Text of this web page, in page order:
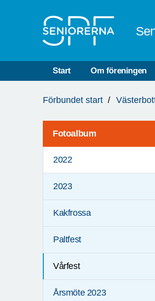
Start Om föreningen
är
Förbundet start
Fotoalbum
2022
2023
Kakfrossa
Paltfest
Vårfest
Årsmöte 2023